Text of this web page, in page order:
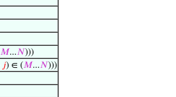
𝑀...𝑁)))
𝑗) ∈ (𝑀...𝑁)))